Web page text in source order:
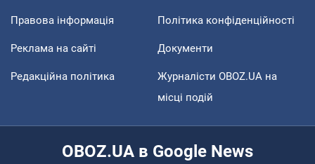
Правова інформація Політика конфіденційності
Реклама на сайті Документи
Редакційна політика
Журналісти OBOZ.UA на
місці подій
OBOZ.UA в Google News